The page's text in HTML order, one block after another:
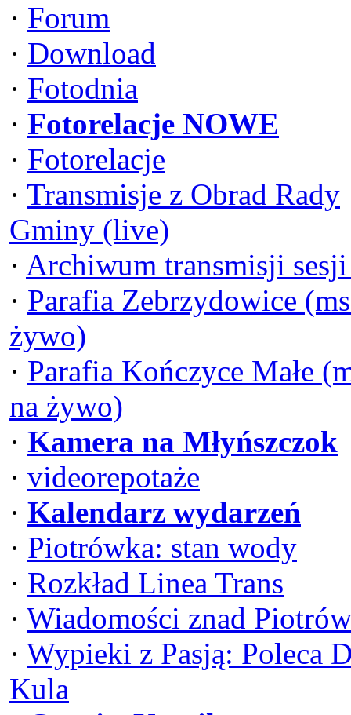
· Forum
· Download
· Fotodnia
· Fotorelacje NOWE
· Fotorelacje
· Transmisje z Obrad Rady
Gminy (live)
· Archiwum transmisji
· Parafia Zebrzydowice
żywo)
· Parafia Kończyce Małe
na żywo)
· Kamera na Młyńszczok
· videorepotaże
· Kalendarz wydarzeń
· Piotrówka: stan wody
· Rozkład Linea Trans
· Wiadomości znad
· Wypieki z Pasją: Poleca
Kula